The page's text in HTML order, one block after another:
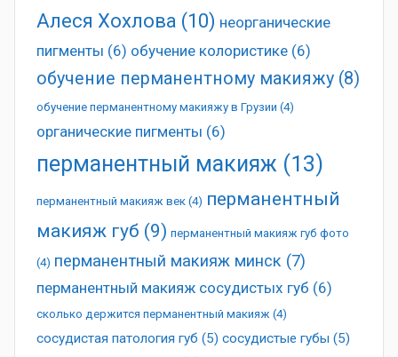
Алеся Хохлова (10) неорганические
пигменты (6) обучение колористике (6)
обучение перманентному макияжу (8)
обучение перманентному макияжу в Грузии (4)
органические пигменты (6)
перманентный макияж (13)
перманентный макияж век (4) перманентный
макияж губ (9) перманентный макияж губ фото
(4) перманентный макияж минск (7)
перманентный макияж сосудистых губ (6)
сколько держится перманентный макияж (4)
сосудистая патология губ (5) сосудистые губы (5)